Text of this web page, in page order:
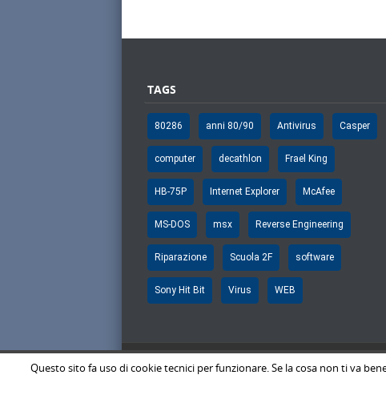
TAGS
80286 anni 80/90 Antivirus Casper
computer decathlon Frael King
HB-75P Internet Explorer McAfee
MS-DOS msx Reverse Engineering
Riparazione Scuola 2F software
Sony Hit Bit Virus WEB
Questo sito fa uso di cookie tecnici per funzionare. Se la cosa non ti va